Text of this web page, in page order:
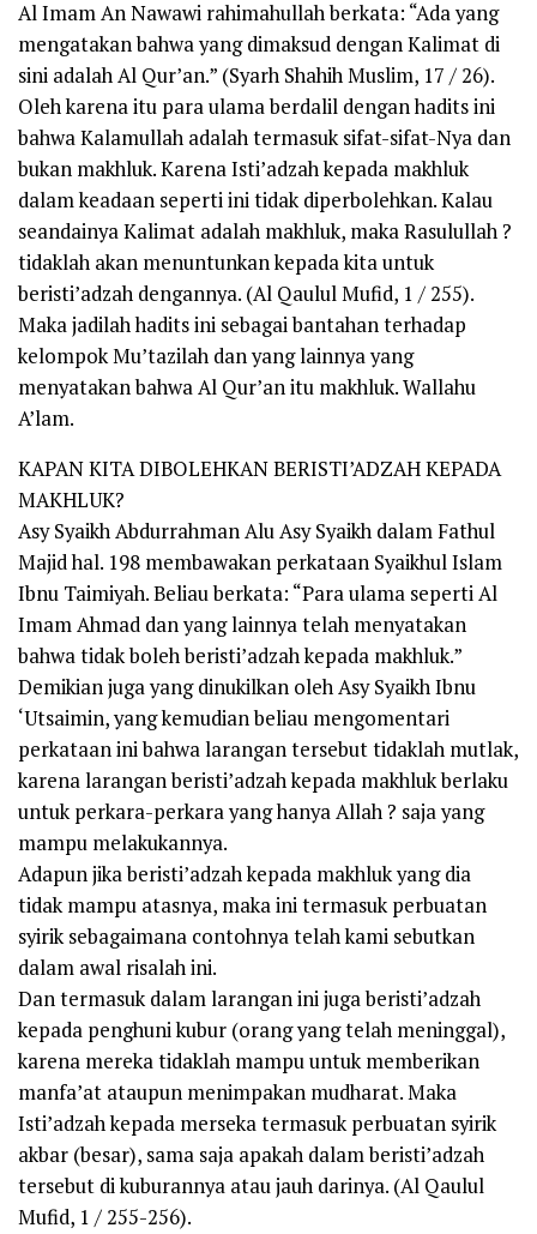
Al Imam An Nawawi rahimahullah berkata: “Ada yang
mengatakan bahwa yang dimaksud dengan Kalimat di
sini adalah Al Qur’an.” (Syarh Shahih Muslim, 17 / 26).
Oleh karena itu para ulama berdalil dengan hadits ini
bahwa Kalamullah adalah termasuk sifat-sifat-Nya dan
bukan makhluk. Karena Isti’adzah kepada makhluk
dalam keadaan seperti ini tidak diperbolehkan. Kalau
seandainya Kalimat adalah makhluk, maka Rasulullah ?
tidaklah akan menuntunkan kepada kita untuk
beristi’adzah dengannya. (Al Qaulul Mufid, 1 / 255).
Maka jadilah hadits ini sebagai bantahan terhadap
kelompok Mu’tazilah dan yang lainnya yang
menyatakan bahwa Al Qur’an itu makhluk. Wallahu
A’lam.
KAPAN KITA DIBOLEHKAN BERISTI’ADZAH KEPADA
MAKHLUK?
Asy Syaikh Abdurrahman Alu Asy Syaikh dalam Fathul
Majid hal. 198 membawakan perkataan Syaikhul Islam
Ibnu Taimiyah. Beliau berkata: “Para ulama seperti Al
Imam Ahmad dan yang lainnya telah menyatakan
bahwa tidak boleh beristi’adzah kepada makhluk.”
Demikian juga yang dinukilkan oleh Asy Syaikh Ibnu
‘Utsaimin, yang kemudian beliau mengomentari
perkataan ini bahwa larangan tersebut tidaklah mutlak,
karena larangan beristi’adzah kepada makhluk berlaku
untuk perkara-perkara yang hanya Allah ? saja yang
mampu melakukannya.
Adapun jika beristi’adzah kepada makhluk yang dia
tidak mampu atasnya, maka ini termasuk perbuatan
syirik sebagaimana contohnya telah kami sebutkan
dalam awal risalah ini.
Dan termasuk dalam larangan ini juga beristi’adzah
kepada penghuni kubur (orang yang telah meninggal),
karena mereka tidaklah mampu untuk memberikan
manfa’at ataupun menimpakan mudharat. Maka
Isti’adzah kepada merseka termasuk perbuatan syirik
akbar (besar), sama saja apakah dalam beristi’adzah
tersebut di kuburannya atau jauh darinya. (Al Qaulul
Mufid, 1 / 255-256).